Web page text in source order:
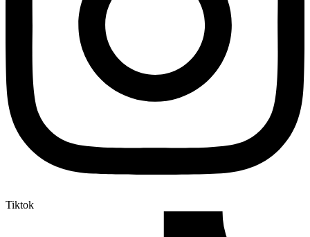
Tiktok